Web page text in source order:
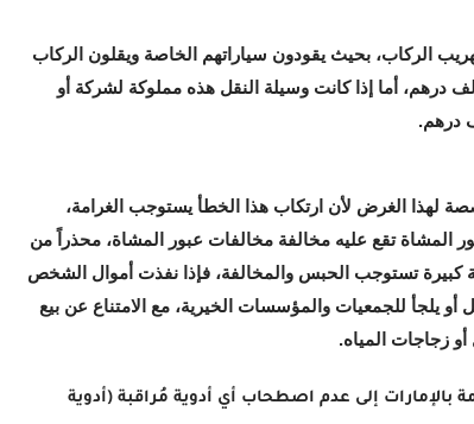
الركاب، بحيث يقودون سياراتهم الخاصة ويقلون الركاب
مخالفة كبيرة غرامتها بالنسبة للأفراد تتجاوز 20 ألف درهم، أما إذا كانت وسيلة النقل هذه مملوكة لشركة أو
لهذا الغرض لأن ارتكاب هذا الخطأ يستوجب الغرامة،
المشاة تقع عليه مخالفة مخالفات عبور المشاة، محذراً من
كبيرة تستوجب الحبس والمخالفة، فإذا نفذت أموال الشخص
يلجأ للجمعيات والمؤسسات الخيرية، مع الامتناع عن بيع
زجاجات المياه.
بالإمارات إلى عدم اصطحاب أي أدوية مُراقبة (أدوية